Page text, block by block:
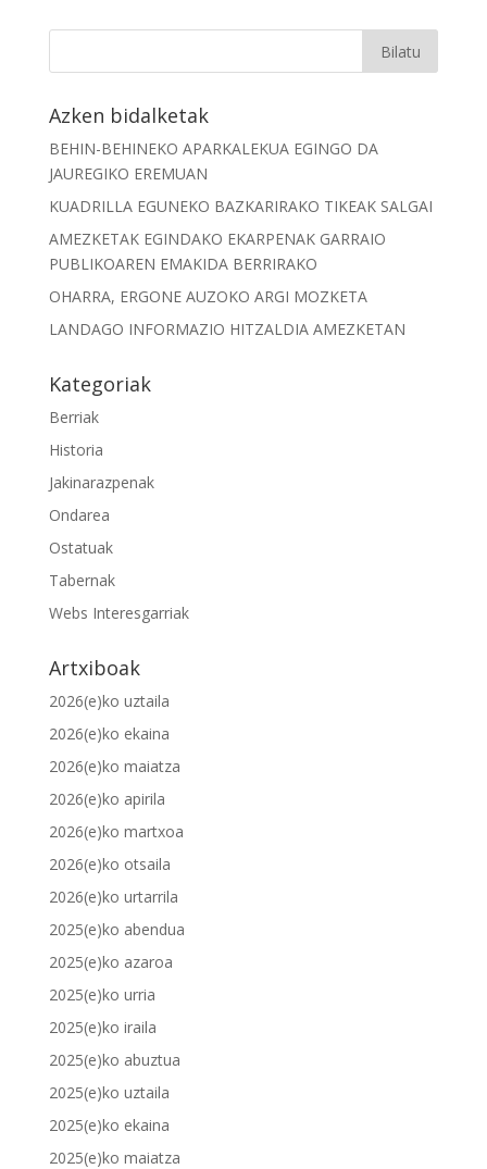
Azken bidalketak
BEHIN-BEHINEKO APARKALEKUA EGINGO DA
JAUREGIKO EREMUAN
KUADRILLA EGUNEKO BAZKARIRAKO TIKEAK SALGAI
AMEZKETAK EGINDAKO EKARPENAK GARRAIO
PUBLIKOAREN EMAKIDA BERRIRAKO
OHARRA, ERGONE AUZOKO ARGI MOZKETA
LANDAGO INFORMAZIO HITZALDIA AMEZKETAN
Kategoriak
Berriak
Historia
Jakinarazpenak
Ondarea
Ostatuak
Tabernak
Webs Interesgarriak
Artxiboak
2026(e)ko uztaila
2026(e)ko ekaina
2026(e)ko maiatza
2026(e)ko apirila
2026(e)ko martxoa
2026(e)ko otsaila
2026(e)ko urtarrila
2025(e)ko abendua
2025(e)ko azaroa
2025(e)ko urria
2025(e)ko iraila
2025(e)ko abuztua
2025(e)ko uztaila
2025(e)ko ekaina
2025(e)ko maiatza